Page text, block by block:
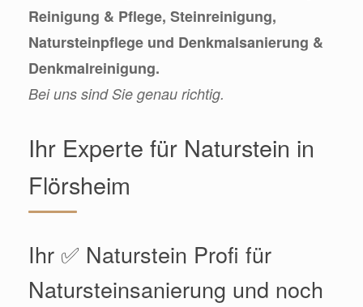
Reinigung & Pflege, Steinreinigung,
Natursteinpflege und Denkmalsanierung &
Denkmalreinigung.
Bei uns sind Sie genau richtig.
Ihr Experte für Naturstein in
Flörsheim
Ihr ✅ Naturstein Profi für
Natursteinsanierung und noch